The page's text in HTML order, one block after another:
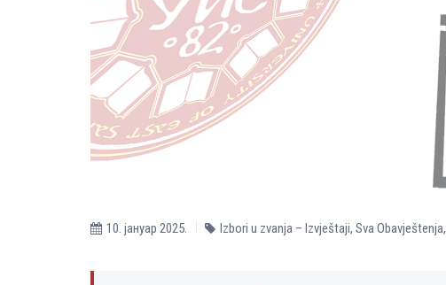
10. јануар 2025. Izbori u zvanja – Izvještaji, Sva Obavještenja,